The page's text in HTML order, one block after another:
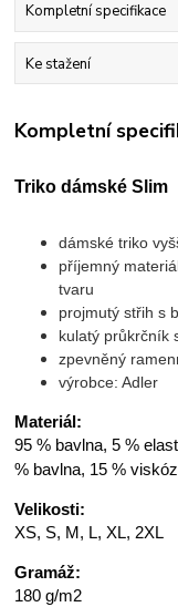
Kompletní specifikace
Ke stažení
Kompletní
Triko dámské Slim
dámské triko
příjemný
tvaru
projmutý střih s
kulatý průkrčník
zpevněný
výrobce: Adler
Materiál:
95 % bavlna, 5 %
% bavlna, 15 %
Velikosti:
XS, S, M, L, XL, 2XL
Gramáž:
180 g/m2